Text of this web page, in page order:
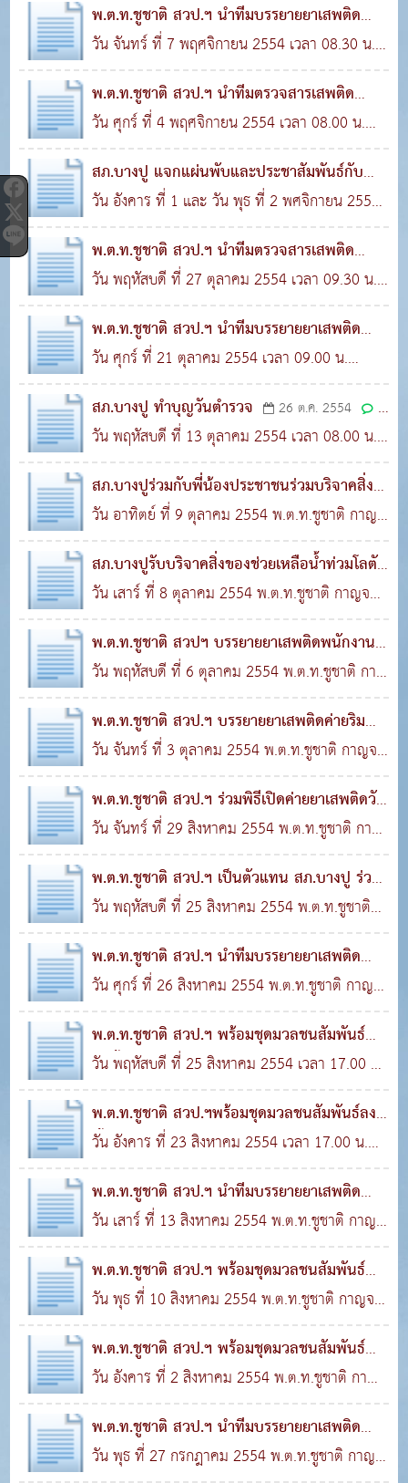
พ.ต.ท.ชูชาติ สวป.ฯ นำทีมบรรยายยาเสพติด
พนักงาน บ.อ
21 พ.ย. 2554 0 3,031
วัน จันทร์ ที่ 7 พฤศจิกายน 2554 เวลา 08.30 น.
พ.ต.ท.ชูชาติ กาญจนรูจี สวป.ฯ พร้อมชุดมวลชน
สัมพันธ์ ..
พ.ต.ท.ชูชาติ สวป.ฯ นำทีมตรวจสารเสพติด
พนักงาน บ.สย
21 พ.ย. 2554 0 2,990
วัน ศุกร์ ที่ 4 พฤศจิกายน 2554 เวลา 08.00 น.
พ.ต.ท.ชูชาติ กาญจนรูจี สวป.ฯ พร้อมชุดมวลชน
สัมพันธ์และ..
สภ.บางปู แจกแผ่นพับและประชาสัมพันธ์กับ
ประชาชนป้อง
21 พ.ย. 2554 0 3,551
วัน อังคาร ที่ 1 และ วัน พุธ ที่ 2 พศจิกายน 2554
ชุดมวลชนสัมพันธ์ ได้รับมอบหมายจาก
พ.ต.อ.ภูมินทร์ ..
พ.ต.ท.ชูชาติ สวป.ฯ นำทีมตรวจสารเสพติด
พนักงาน บ.พิ
21 พ.ย. 2554 0 3,746
วัน พฤหัสบดี ที่ 27 ตุลาคม 2554 เวลา 09.30 น.
พ.ต.ท.ชูชาติ กาญจนรูจี สวป.ฯ , จ.ส.ต. พนม น้อม
สมทร..
พ.ต.ท.ชูชาติ สวป.ฯ นำทีมบรรยายยาเสพติด
พนักงาน บ.ส
21 พ.ย. 2554 0 1,348
วัน ศุกร์ ที่ 21 ตุลาคม 2554 เวลา 09.00 น.
พ.ต.ท.ชูชาติ กาญจนรูจี สวป.ฯ พร้อมชุดมวลชน
สัมพันธ์ บรร..
สภ.บางปู ทำบุญวันตำรวจ 26 ต.ค. 2554
0
2,973
วัน พฤหัสบดี ที่ 13 ตุลาคม 2554 เวลา 08.00 น.
ซึ่งถือเป็นวันตำรวจ สถานีตำรวจภูธรบางปู โดย
การนำของ ..
สภ.บางปูร่วมกับพี่น้องประชาชนร่วมบริจาคสิ่ง
ของช่ว
14 ต.ค. 2554 0 3,229
วัน อาทิตย์ ที่ 9 ตุลาคม 2554 พ.ต.ท.ชูชาติ กาญ
จนรูจี สวป.ฯ , ด.ต.สุมิตร ไทยเกิด และผู้ใหญ่ณัฐ
พงษ..
สภ.บางปูรับบริจาคสิ่งของช่วยเหลือน้ำท่วมโลตัส
บางป
14 ต.ค. 2554 0 2,751
วัน เสาร์ ที่ 8 ตุลาคม 2554 พ.ต.ท.ชูชาติ กาญจน
รูจี สวป.ฯ เป็นตัวแทน สภ.บางปู รับบริจาคสิ่งของ
จากพ..
พ.ต.ท.ชูชาติ สวปฯ บรรยายยาเสพติดพนักงาน
ขับรถ บ.ศุ
14 ต.ค. 2554 0 2,726
วัน พฤหัสบดี ที่ 6 ตุลาคม 2554 พ.ต.ท.ชูชาติ กาญ
จนรูจี สวป.ฯ และ ด.ต.สุมิตร ไทยเกิด บรรยายให้
ความร..
พ.ต.ท.ชูชาติ สวป.ฯ บรรยายยาเสพติดค่ายริม
ขอบฟ้าเมื
14 ต.ค. 2554 0 3,400
วัน จันทร์ ที่ 3 ตุลาคม 2554 พ.ต.ท.ชูชาติ กาญจน
รูจี สวป.ฯ และ ด.ต.กิตติ วัฒนเบญจโสภา บรรยาย
ยาเสพ..
พ.ต.ท.ชูชาติ สวป.ฯ ร่วมพิธีเปิดค่ายยาเสพติดวัด
ชัย
01 ก.ย. 2554 0 2,830
วัน จันทร์ ที่ 29 สิงหาคม 2554 พ.ต.ท.ชูชาติ กาญ
จนรูจี สวป.ฯ ได้ร่วมพิธีเปิดค่ายยาเสพติดวัด
ชัยมงคล..
พ.ต.ท.ชูชาติ สวป.ฯ เป็นตัวแทน สภ.บางปู ร่วม
พิธีเป
01 ก.ย. 2554 0 2,421
วัน พฤหัสบดี ที่ 25 สิงหาคม 2554 พ.ต.ท.ชูชาติ
กาญจนรูจี สวป.ฯ เป็นตัวแทนผู้กำักับการสถานี
ตำรวจภูธ..
พ.ต.ท.ชูชาติ สวป.ฯ นำทีมบรรยายยาเสพติด
พนักงาน บ.ฟ
01 ก.ย. 2554 0 1,357
วัน ศุกร์ ที่ 26 สิงหาคม 2554 พ.ต.ท.ชูชาติ กาญ
จนรูจี สวป.ฯ พร้อมชุดมวลชนสัมพันธ์บรรยายให้
ความรู้ยา..
พ.ต.ท.ชูชาติ สวป.ฯ พร้อมชุดมวลชนสัมพันธ์
ลงพื้นที่
01 ก.ย. 2554 0 1,299
วัน พฤหัสบดี ที่ 25 สิงหาคม 2554 เวลา 17.00 น.
พ.ต.ท.ชูชาติ กาญจนรูจี สวป.ฯ พร้อมชุดมวลชน
สัมพันธ์..
พ.ต.ท.ชูชาติ สวป.ฯพร้อมชุดมวลชนสัมพันธ์ลง
พื้นที่ช
01 ก.ย. 2554 0 2,748
วัน อังคาร ที่ 23 สิงหาคม 2554 เวลา 17.00 น.
พ.ต.ท.ชูชาติ กาญจนรูจี สวป.ฯ , พ.ต.ต.ดำรงศักดิ์
จัน..
พ.ต.ท.ชูชาติ สวป.ฯ นำทีมบรรยายยาเสพติด
พนักงาน บ.ฟ
30 ส.ค. 2554 0 2,612
วัน เสาร์ ที่ 13 สิงหาคม 2554 พ.ต.ท.ชูชาติ กาญ
จนรูจี สวป.ฯ พร้อมชุดมวลชนสัมพันธ์ บรรยายยา
เสพติดพนั..
พ.ต.ท.ชูชาติ สวป.ฯ พร้อมชุดมวลชนสัมพันธ์
ตรวจสารเส
30 ส.ค. 2554 0 1,099
วัน พุธ ที่ 10 สิงหาคม 2554 พ.ต.ท.ชูชาติ กาญจน
รูจี พร้อมชุดมวลชนสัมพันธ์ตรวจสารเสพติด
พนักงาน บ.อบา..
พ.ต.ท.ชูชาติ สวป.ฯ พร้อมชุดมวลชนสัมพันธ์
ตรวจสารเส
30 ส.ค. 2554 0 2,552
วัน อังคาร ที่ 2 สิงหาคม 2554 พ.ต.ท.ชูชาติ กาญ
จนรูจี สวป.ฯ พร้อมชุดมวลชนสัมพันธ์ ตรวจสาร
เสพติดพนัก..
พ.ต.ท.ชูชาติ สวป.ฯ นำทีมบรรยายยาเสพติด
พนักงาน บ.ซ
30 ส.ค. 2554 0 3,856
วัน พุธ ที่ 27 กรกฎาคม 2554 พ.ต.ท.ชูชาติ กาญ